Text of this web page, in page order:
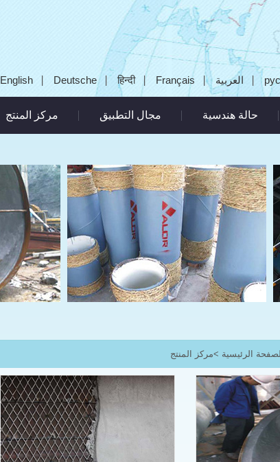
English Deutsche हिन्दी Français العربية
مركز المنتج مجال التطبيق حالة هندسية
الرئيسية >مركز المنتج